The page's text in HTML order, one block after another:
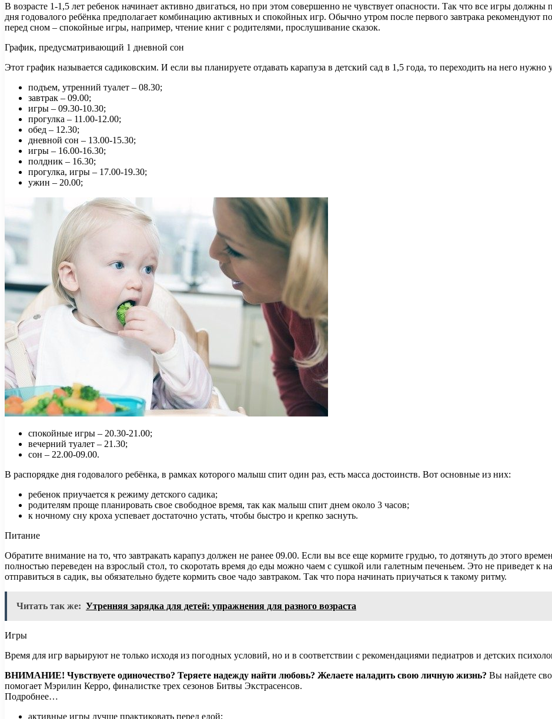
В возрасте 1-1,5 лет ребенок начинает активно двигаться, но при этом совершенно не чувствует опасности. Так что все игры
дня годовалого ребёнка предполагает комбинацию активных и спокойных игр. Обычно утром после первого завтрака рекомендуют
перед сном – спокойные игры, например, чтение книг с родителями, прослушивание сказок.
График, предусматривающий 1 дневной сон
Этот график называется садиковским. И если вы планируете отдавать карапуза в детский сад в 1,5 года, то переходить на него нужно
подъем, утренний туалет – 08.30;
завтрак – 09.00;
игры – 09.30-10.30;
прогулка – 11.00-12.00;
обед – 12.30;
дневной сон – 13.00-15.30;
игры – 16.00-16.30;
полдник – 16.30;
прогулка, игры – 17.00-19.30;
ужин – 20.00;
спокойные игры – 20.30-21.00;
вечерний туалет – 21.30;
сон – 22.00-09.00.
В распорядке дня годовалого ребёнка, в рамках которого малыш спит один раз, есть масса достоинств. Вот основные из них:
ребенок приучается к режиму детского садика;
родителям проще планировать свое свободное время, так как малыш спит днем около 3 часов;
к ночному сну кроха успевает достаточно устать, чтобы быстро и крепко заснуть.
Питание
Обратите внимание на то, что завтракать карапуз должен не ранее 09.00. Если вы все еще кормите грудью, то дотянуть до этого
полностью переведен на взрослый стол, то скоротать время до еды можно чаем с сушкой или галетным печеньем. Это не приведет к
отправиться в садик, вы обязательно будете кормить свое чадо завтраком. Так что пора начинать приучаться к такому ритму.
Читать так же: Утренняя зарядка для детей: упражнения для разного возраста
Игры
Время для игр варьируют не только исходя из погодных условий, но и в соответствии с рекомендациями педиатров и детских
ВНИМАНИЕ! Чувствуете одиночество? Теряете надежду найти любовь? Желаете наладить свою личную жизнь? Вы найдете
помогает Мэрилин Керро, финалистке трех сезонов Битвы Экстрасенсов.
Подробнее…
активные игры лучше практиковать перед едой;